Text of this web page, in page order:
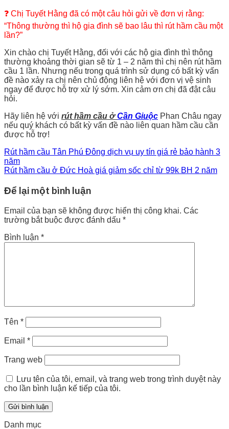
❓ Chị Tuyết Hằng đã có một câu hỏi gửi về đơn vị rằng:
“Thông thường thì hộ gia đình sẽ bao lâu thì rút hầm cầu một
lần?”
Xin chào chị Tuyết Hằng, đối với các hộ gia đình thì thông
thường khoảng thời gian sẽ từ 1 – 2 năm thì chị nên rút hầm
cầu 1 lần. Nhưng nếu trong quá trình sử dụng có bất kỳ vấn
đề nào xảy ra chị nên chủ động liên hệ với đơn vị vệ sinh
ngay để được hỗ trợ xử lý sớm. Xin cảm ơn chị đã đật câu
hỏi.
Hãy liên hệ với rút hầm cầu ởCần Giuộc Phan Châu ngay
nếu quý khách có bất kỳ vấn đề nào liên quan hầm cầu cần
được hỗ trợ!
Rút hầm cầu Tân Phú Đông dịch vụ uy tín giá rẻ bảo hành 3
năm
Rút hầm cầu ở Đức Hoà giá giảm sốc chỉ từ 99k BH 2 năm
Để lại một bình luận
Email của bạn sẽ không được hiển thị công khai. Các
trường bắt buộc được đánh dấu *
Bình luận *
Tên *
Email *
Trang web
Lưu tên của tôi, email, và trang web trong trình duyệt này
cho lần bình luận kế tiếp của tôi.
Danh mục